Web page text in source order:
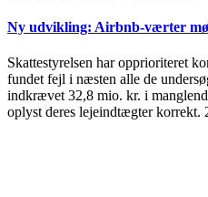
Ny udvikling: Airbnb-værter
Skattestyrelsen har opprioriteret
fundet fejl i næsten alle de
indkrævet 32,8 mio. kr. i
oplyst deres lejeindtægter korrekt.